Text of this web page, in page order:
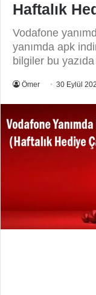
Haftalık
Vodafone
yanımda apk
bilgiler bu
Ömer 30 Eylül